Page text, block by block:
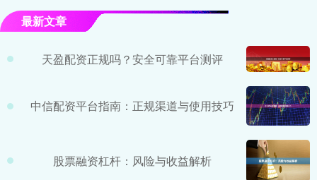
最新文章
天盈配资正规吗？安全可靠平台测评
中信配资平台指南：正规渠道与使用技巧
股票融资杠杆：风险与收益解析